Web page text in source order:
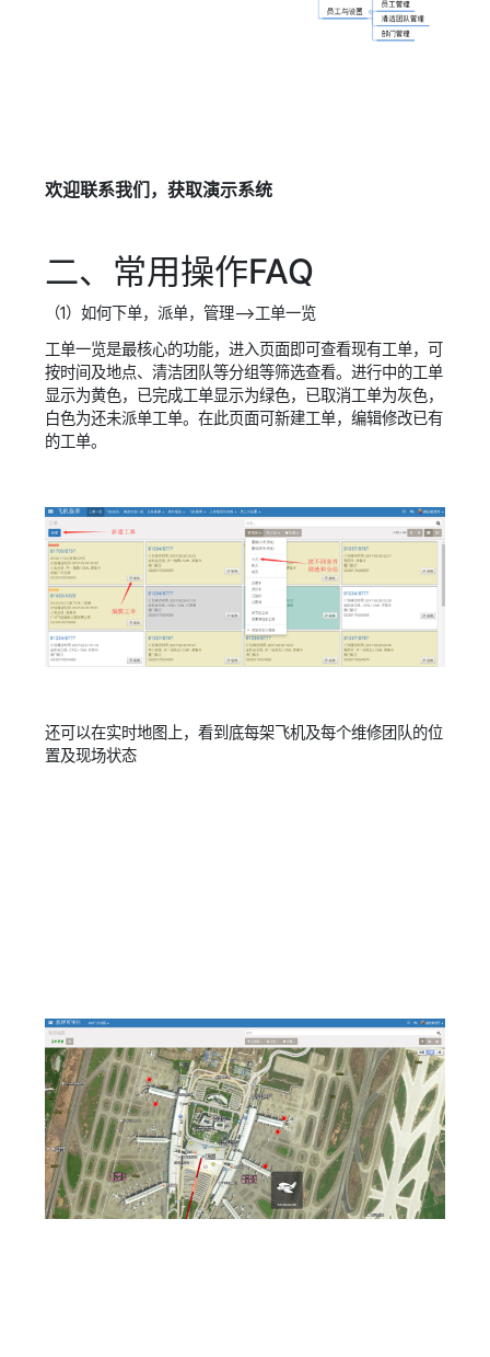
欢迎联系我们，获取演示系统
二、常用操作FAQ
（1）如何下单，派单，管理—>工单一览
工单一览是最核心的功能，进入页面即可查看现有工单，可
按时间及地点、清洁团队等分组等筛选查看。进行中的工单
显示为黄色，已完成工单显示为绿色，已取消工单为灰色，
白色为还未派单工单。在此页面可新建工单，编辑修改已有
的工单。
还可以在实时地图上，看到底每架飞机及每个维修团队的位
置及现场状态